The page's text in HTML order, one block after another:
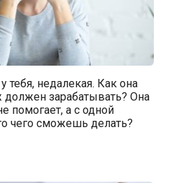
тебя, недалекая. Как она
должен зарабатывать? Она
помогает, а с одной
чего сможешь делать?